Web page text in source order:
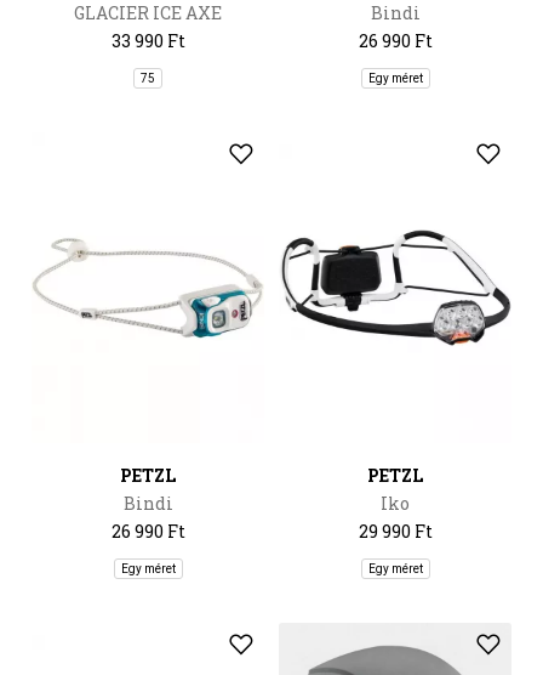
GLACIER ICE AXE
33 990 Ft
75
Bindi
26 990 Ft
Egy méret
PETZL
Bindi
26 990 Ft
Egy méret
PETZL
Iko
29 990 Ft
Egy méret